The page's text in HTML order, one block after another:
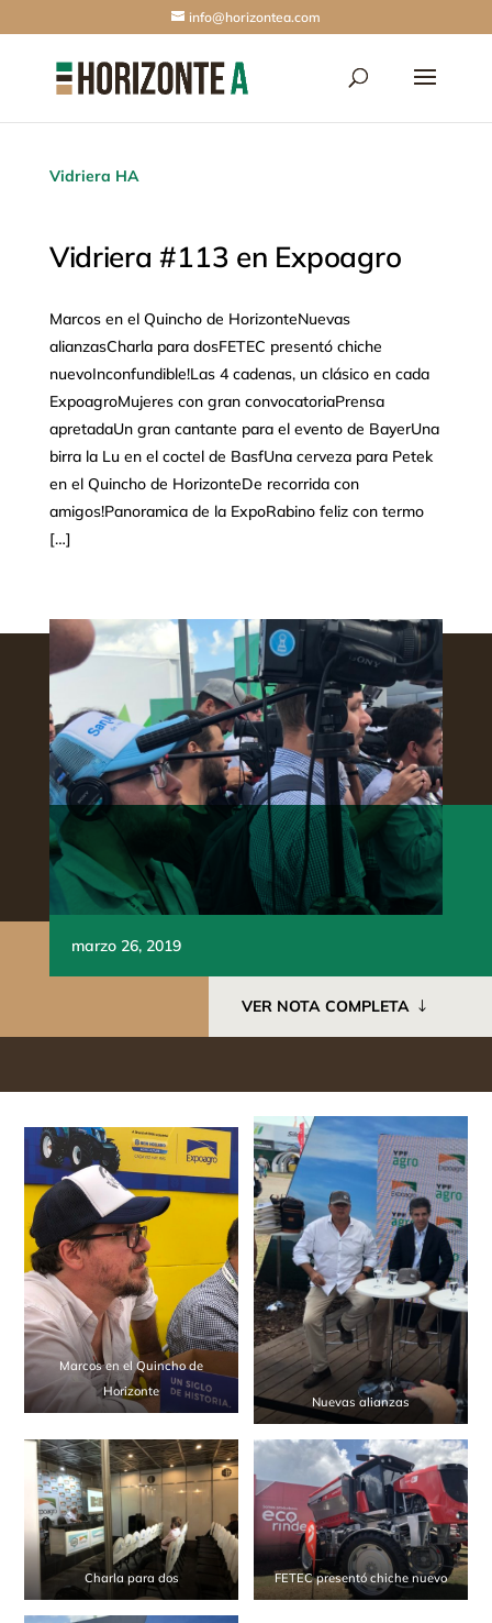
info@horizontea.com
Vidriera HA
Vidriera #113 en Expoagro
Marcos en el Quincho de HorizonteNuevas
alianzasCharla para dosFETEC presentó chiche
nuevoInconfundible!Las 4 cadenas, un clásico en cada
ExpoagroMujeres con gran convocatoriaPrensa
apretadaUn gran cantante para el evento de BayerUna
birra la Lu en el coctel de BasfUna cerveza para Petek
en el Quincho de HorizonteDe recorrida con
amigos!Panoramica de la ExpoRabino feliz con termo
[…]
marzo 26, 2019
VER NOTA COMPLETA
Marcos en el Quincho de
Horizonte
Nuevas alianzas
Charla para dos FETEC presentó chiche nuevo